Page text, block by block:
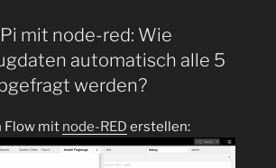
mit node-red: Wie
automatisch alle 5
werden?
Flow mit node-RED erstellen: